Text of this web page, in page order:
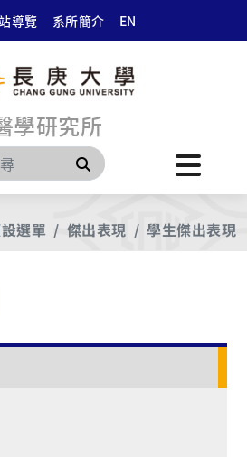
導覽 系所簡介 EN
學研究所
搜尋
選單 傑出表現 學生傑出表現